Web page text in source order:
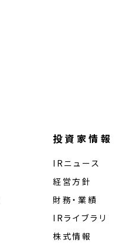
投資家情報
IRニュース
経営⽅針
財務・業績
IRライブラリ
株式情報